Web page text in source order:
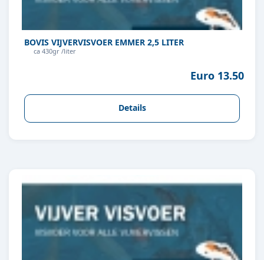
BOVIS VIJVERVISVOER EMMER 2,5 LITER
ca 430gr /liter
Euro 13.50
Details